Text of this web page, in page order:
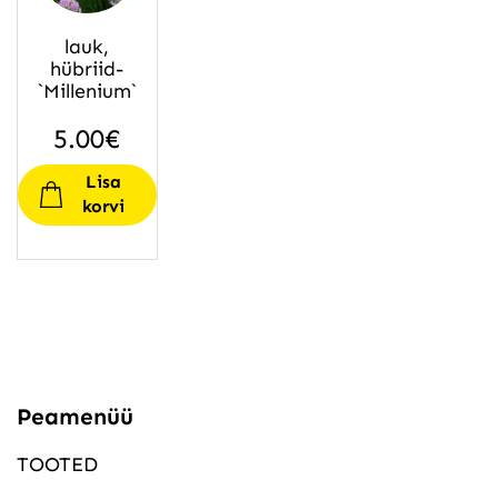
lauk,
hübriid-
`Millenium`
5.00€
Lisa
korvi
Peamenüü
TOOTED